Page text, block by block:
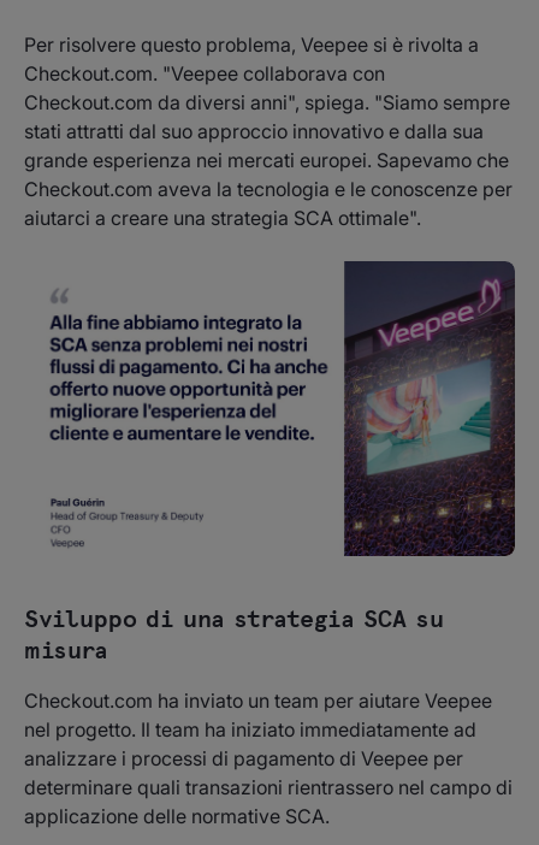
Per risolvere questo problema, Veepee si è rivolta a
Checkout.com. "Veepee collaborava con
Checkout.com da diversi anni", spiega. "Siamo sempre
stati attratti dal suo approccio innovativo e dalla sua
grande esperienza nei mercati europei. Sapevamo che
Checkout.com aveva la tecnologia e le conoscenze per
aiutarci a creare una strategia SCA ottimale".
Sviluppo di una strategia SCA su
misura
Checkout.com ha inviato un team per aiutare Veepee
nel progetto. Il team ha iniziato immediatamente ad
analizzare i processi di pagamento di Veepee per
determinare quali transazioni rientrassero nel campo di
applicazione delle normative SCA.